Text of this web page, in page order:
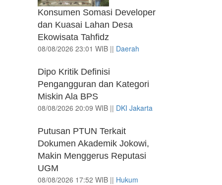
Konsumen Somasi Developer
dan Kuasai Lahan Desa
Ekowisata Tahfidz
08/08/2026 23:01 WIB || Daerah
Dipo Kritik Definisi
Pengangguran dan Kategori
Miskin Ala BPS
08/08/2026 20:09 WIB || DKI Jakarta
Putusan PTUN Terkait
Dokumen Akademik Jokowi,
Makin Menggerus Reputasi
UGM
08/08/2026 17:52 WIB || Hukum